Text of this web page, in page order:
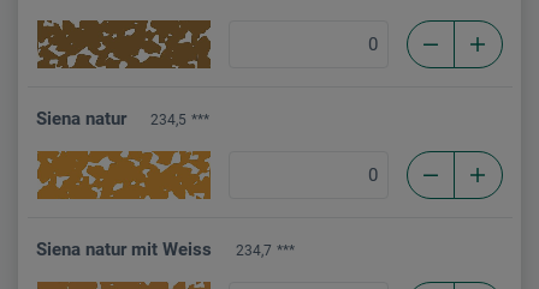
Siena natur 234,5 ***
Siena natur mit Weiss 234,7 ***